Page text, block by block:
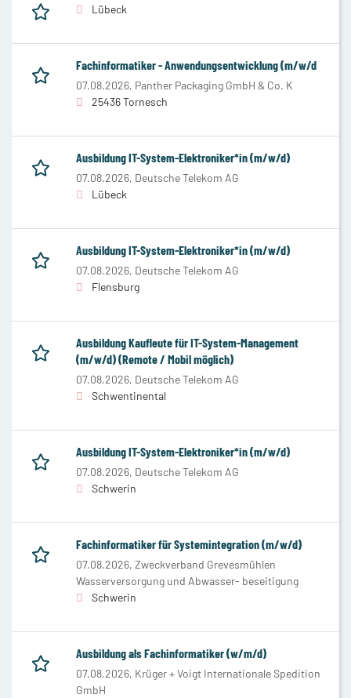
Lübeck
Fachinformatiker - Anwendungsentwicklung (m/w/d
07.08.2026, Panther Packaging GmbH & Co. K
25436 Tornesch
Ausbildung IT-System-Elektroniker*in (m/w/d)
07.08.2026, Deutsche Telekom AG
Lübeck
Ausbildung IT-System-Elektroniker*in (m/w/d)
07.08.2026, Deutsche Telekom AG
Flensburg
Ausbildung Kaufleute für IT-System-Management
(m/w/d) (Remote / Mobil möglich)
07.08.2026, Deutsche Telekom AG
Schwentinental
Ausbildung IT-System-Elektroniker*in (m/w/d)
07.08.2026, Deutsche Telekom AG
Schwerin
Fachinformatiker für Systemintegration (m/w/d)
07.08.2026, Zweckverband Grevesmühlen
Wasserversorgung und Abwasser- beseitigung
Schwerin
Ausbildung als Fachinformatiker (w/m/d)
07.08.2026, Krüger + Voigt Internationale Spedition
GmbH